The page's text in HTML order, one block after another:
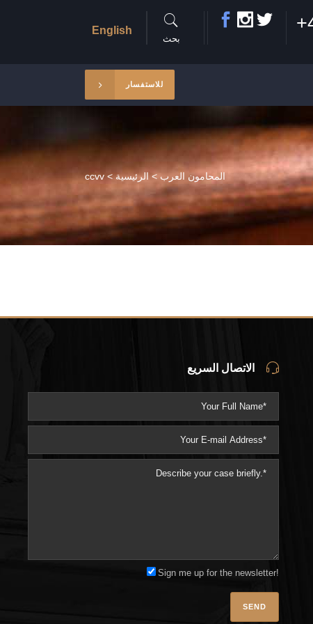
بحث
English
للاستفسار
المحامون العرب>الرئيسية>
ccvv
الاتصال السريع
Sign me up for the newsletter!
Please